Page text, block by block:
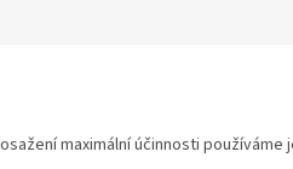
maximální účinnosti